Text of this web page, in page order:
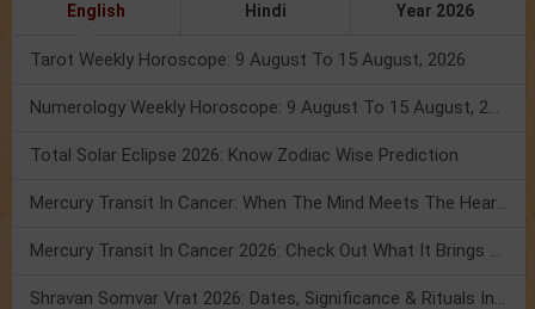
English Hindi Year 2026
Tarot Weekly Horoscope: 9 August To 15 August, 2026
Numerology Weekly Horoscope: 9 August To 15 August, 2026
Total Solar Eclipse 2026: Know Zodiac Wise Prediction
Mercury Transit In Cancer: When The Mind Meets The Heart!
Mercury Transit In Cancer 2026: Check Out What It Brings For You
Shravan Somvar Vrat 2026: Dates, Significance & Rituals In August